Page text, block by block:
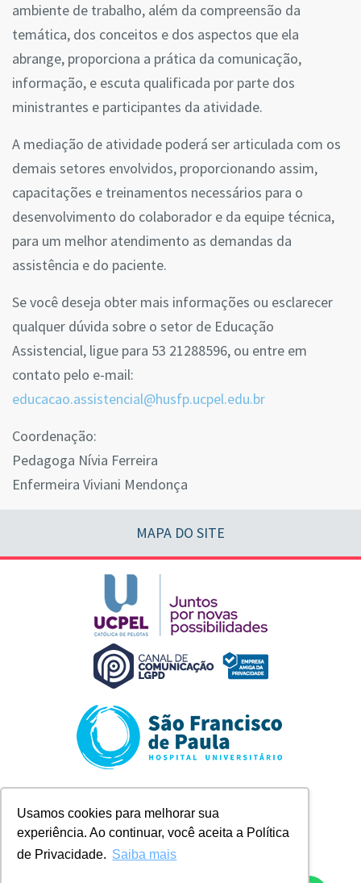
Usamos cookies para melhorar sua
experiência. Ao continuar, você aceita a Política
de Privacidade. Saiba mais
ambiente de trabalho, além da compreensão da
temática, dos conceitos e dos aspectos que ela
abrange, proporciona a prática da comunicação,
informação, e escuta qualificada por parte dos
ministrantes e participantes da atividade.
A mediação de atividade poderá ser articulada com os
demais setores envolvidos, proporcionando assim,
capacitações e treinamentos necessários para o
desenvolvimento do colaborador e da equipe técnica,
para um melhor atendimento as demandas da
assistência e do paciente.
Se você deseja obter mais informações ou esclarecer
qualquer dúvida sobre o setor de Educação
Assistencial, ligue para 53 21288596, ou entre em
contato pelo e-mail:
educacao.assistencial@husfp.ucpel.edu.br
Coordenação:
Pedagoga Nívia Ferreira
Enfermeira Viviani Mendonça
MAPA DO SITE
Pelotas/RS
+ 55 (53) 2128-8300
contato@husfp.ucpel.edu.br